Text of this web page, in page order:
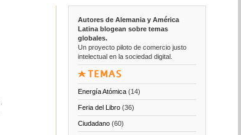
Autores de Alemania y América
Latina blogean sobre temas
globales.
Un proyecto piloto de comercio justo
intelectual en la sociedad digital.
TEMAS
Energía Atómica(14)
Feria del Libro(36)
Ciudadano(60)